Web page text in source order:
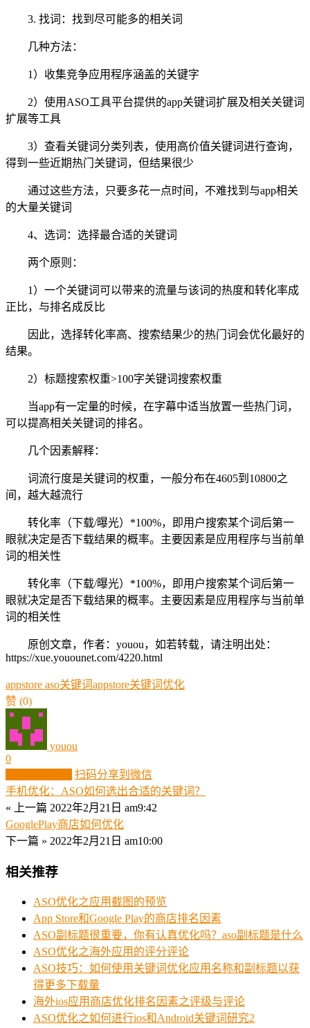
3. 找词：找到尽可能多的相关词
几种方法：
1）收集竞争应用程序涵盖的关键字
2）使用ASO工具平台提供的app关键词扩展及相关关键词
扩展等工具
3）查看关键词分类列表，使用高价值关键词进行查询，
得到一些近期热门关键词，但结果很少
通过这些方法，只要多花一点时间，不难找到与app相关
的大量关键词
4、选词：选择最合适的关键词
两个原则：
1）一个关键词可以带来的流量与该词的热度和转化率成
正比，与排名成反比
因此，选择转化率高、搜索结果少的热门词会优化最好的
结果。
2）标题搜索权重>100字关键词搜索权重
当app有一定量的时候，在字幕中适当放置一些热门词，
可以提高相关关键词的排名。
几个因素解释：
词流行度是关键词的权重，一般分布在4605到10800之
间，越大越流行
转化率（下载/曝光）*100%，即用户搜索某个词后第一
眼就决定是否下载结果的概率。主要因素是应用程序与当前单
词的相关性
转化率（下载/曝光）*100%，即用户搜索某个词后第一
眼就决定是否下载结果的概率。主要因素是应用程序与当前单
词的相关性
原创文章，作者：youou，如若转载，请注明出处：
https://xue.youounet.com/4220.html
appstore aso关键词appstore关键词优化
赞 (0)
youou
0
扫码分享到微信
手机优化：ASO如何选出合适的关键词？
« 上一篇 2022年2月21日 am9:42
GooglePlay商店如何优化
下一篇 » 2022年2月21日 am10:00
相关推荐
ASO优化之应用截图的预览
App Store和Google Play的商店排名因素
ASO副标题很重要，你有认真优化吗？aso副标题是什么
ASO优化之海外应用的评分评论
ASO技巧：如何使用关键词优化应用名称和副标题以获
得更多下载量
海外ios应用商店优化排名因素之评级与评论
ASO优化之如何进行ios和Android关键词研究2